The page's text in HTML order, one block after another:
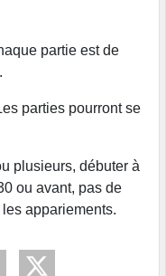
partie est de
.
parties pourront se
plusieurs, débuter à
ou avant, pas de
les appariements.